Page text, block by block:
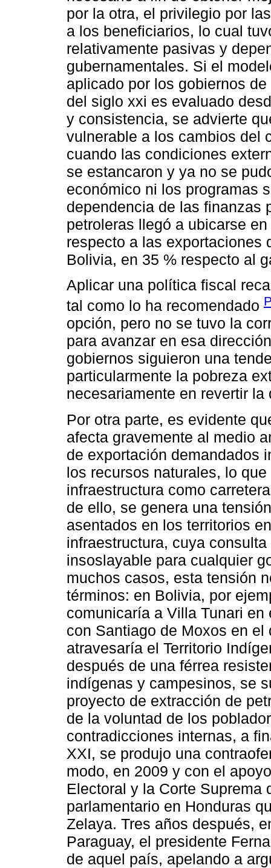
por la otra, el privilegio por
a los beneficiarios, lo cual
relativamente pasivas y
gubernamentales. Si el
aplicado por los gobiernos
del siglo xxi es evaluado
y consistencia, se advierte
vulnerable a los cambios del
cuando las condiciones
se estancaron y ya no se
económico ni los programas
dependencia de las finanzas
petroleras llegó a ubicarse
respecto a las exportaciones
Bolivia, en 35 % respecto al
Aplicar una política fiscal
tal como lo ha recomendado
opción, pero no se tuvo la
para avanzar en esa
gobiernos siguieron una
particularmente la pobreza
necesariamente en revertir la
Por otra parte, es evidente
afecta gravemente al medio
de exportación demandados
los recursos naturales, lo
infraestructura como
de ello, se genera una
asentados en los territorios
infraestructura, cuya
insoslayable para cualquier
muchos casos, esta tensión
términos: en Bolivia, por
comunicaría a Villa Tunari
con Santiago de Moxos en
atravesaría el Territorio
después de una férrea
indígenas y campesinos, se
proyecto de extracción de
de la voluntad de los
contradicciones internas, a
XXI, se produjo una
modo, en 2009 y con el
Electoral y la Corte Suprema
parlamentario en Honduras
Zelaya. Tres años después,
Paraguay, el presidente
de aquel país, apelando a